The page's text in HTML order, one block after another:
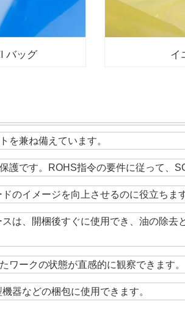
バッグ イ
を兼ね備えています。
護です。ROHS指令の要件に従って、
のイメージを向上させるのに役立ちます
は、開梱後すぐに使用でき、油の除
ワークの状態が直感的に観察できます。
器などの梱包に使用できます。